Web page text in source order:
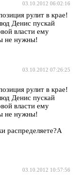
03.10.2012 06:02:16
рулит в крае!
Денис пускай
власти ему
не нужны!
03.10.2012 07:26:25
рулит в крае!
Денис пускай
власти ему
не нужны!
распределяете?А
03.10.2012 10:57:56